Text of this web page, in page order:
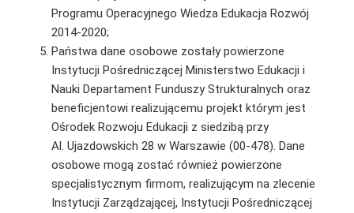
Programu Operacyjnego Wiedza Edukacja Rozwój
2014-2020;
Państwa dane osobowe zostały powierzone
Instytucji Pośredniczącej Ministerstwo Edukacji i
Nauki Departament Funduszy Strukturalnych oraz
beneficjentowi realizującemu projekt którym jest
Ośrodek Rozwoju Edukacji z siedzibą przy
Al. Ujazdowskich 28 w Warszawie (00-478). Dane
osobowe mogą zostać również powierzone
specjalistycznym firmom, realizującym na zlecenie
Instytucji Zarządzającej, Instytucji Pośredniczącej